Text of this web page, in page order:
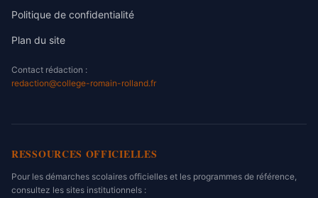
Politique de confidentialité
Plan du site
Contact rédaction :
redaction@college-romain-rolland.fr
RESSOURCES OFFICIELLES
Pour les démarches scolaires officielles et les programmes de référence,
consultez les sites institutionnels :